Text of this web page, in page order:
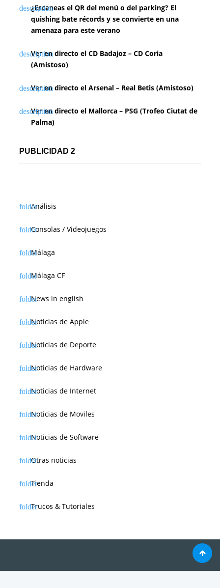
¿Escaneas el QR del menú o del parking? El
quishing bate récords y se convierte en una
amenaza para este verano
Ver en directo el CD Badajoz – CD Coria
(Amistoso)
Ver en directo el Arsenal – Real Betis (Amistoso)
Ver en directo el Mallorca – PSG (Trofeo Ciutat de
Palma)
PUBLICIDAD 2
Análisis
Consolas / Videojuegos
Málaga
Málaga CF
News in english
Noticias de Apple
Noticias de Deporte
Noticias de Hardware
Noticias de Internet
Noticias de Moviles
Noticias de Software
Otras noticias
Tienda
Trucos & Tutoriales